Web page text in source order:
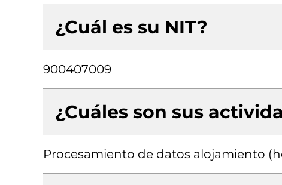
¿Cuál es su NIT?
900407009
¿Cuáles son sus
Procesamiento de datos alojamiento